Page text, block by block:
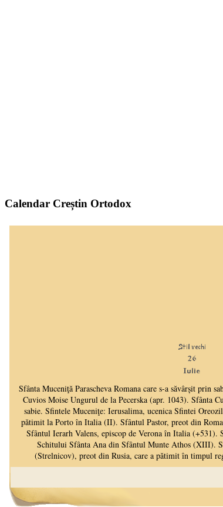
Calendar Creștin Ortodox